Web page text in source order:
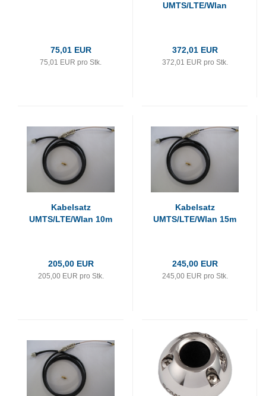
75,01 EUR
75,01 EUR pro Stk.
UMTS/LTE/Wlan
372,01 EUR
372,01 EUR pro Stk.
Kabelsatz
UMTS/LTE/Wlan 10m
205,00 EUR
205,00 EUR pro Stk.
Kabelsatz
UMTS/LTE/Wlan 15m
245,00 EUR
245,00 EUR pro Stk.